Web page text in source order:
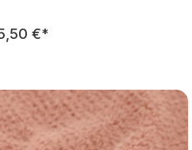
Regulärer Preis:
€*